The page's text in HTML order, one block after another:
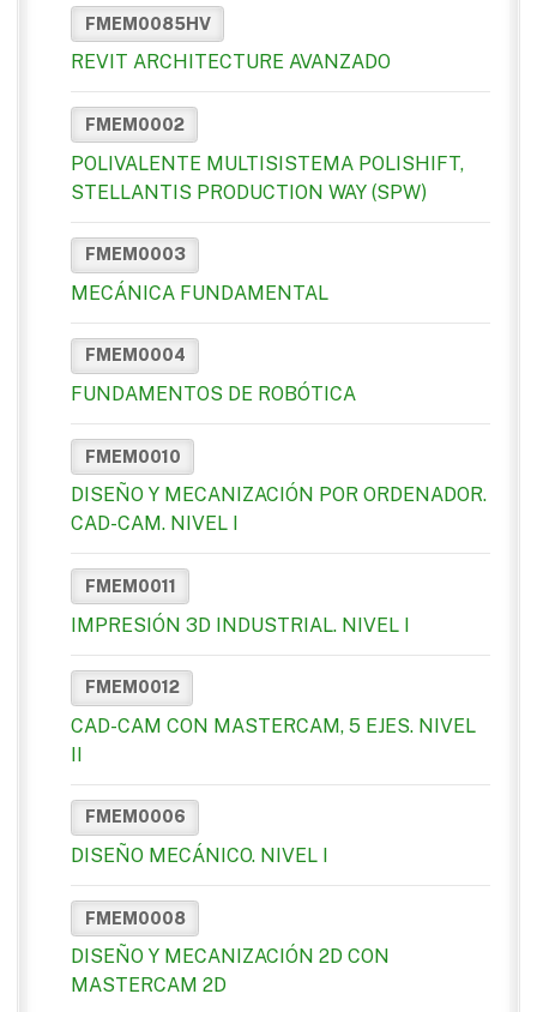
FMEM0085HV
REVIT ARCHITECTURE AVANZADO
FMEM0002
POLIVALENTE MULTISISTEMA POLISHIFT,
STELLANTIS PRODUCTION WAY (SPW)
FMEM0003
MECÁNICA FUNDAMENTAL
FMEM0004
FUNDAMENTOS DE ROBÓTICA
FMEM0010
DISEÑO Y MECANIZACIÓN POR ORDENADOR.
CAD-CAM. NIVEL I
FMEM0011
IMPRESIÓN 3D INDUSTRIAL. NIVEL I
FMEM0012
CAD-CAM CON MASTERCAM, 5 EJES. NIVEL
II
FMEM0006
DISEÑO MECÁNICO. NIVEL I
FMEM0008
DISEÑO Y MECANIZACIÓN 2D CON
MASTERCAM 2D